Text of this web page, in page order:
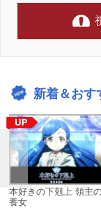
新着＆おす
本好きの下剋上 領主
養女